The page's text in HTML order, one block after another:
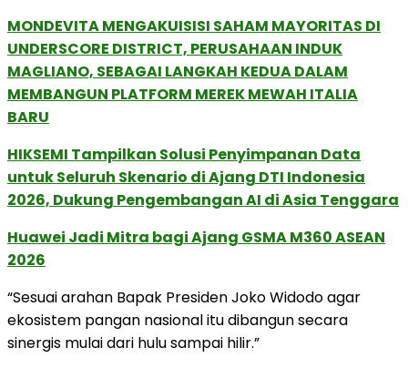
MONDEVITA MENGAKUISISI SAHAM MAYORITAS DI
UNDERSCORE DISTRICT, PERUSAHAAN INDUK
MAGLIANO, SEBAGAI LANGKAH KEDUA DALAM
MEMBANGUN PLATFORM MEREK MEWAH ITALIA
BARU
HIKSEMI Tampilkan Solusi Penyimpanan Data
untuk Seluruh Skenario di Ajang DTI Indonesia
2026, Dukung Pengembangan AI di Asia Tenggara
Huawei Jadi Mitra bagi Ajang GSMA M360 ASEAN
2026
“Sesuai arahan Bapak Presiden Joko Widodo agar
ekosistem pangan nasional itu dibangun secara
sinergis mulai dari hulu sampai hilir.”